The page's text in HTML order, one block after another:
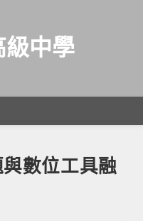
級中學
與數位工具融